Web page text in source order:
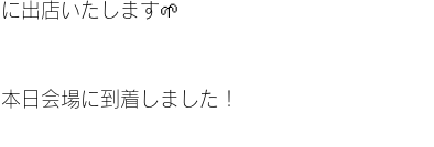
に出店いたします🌱
本日会場に到着しました！